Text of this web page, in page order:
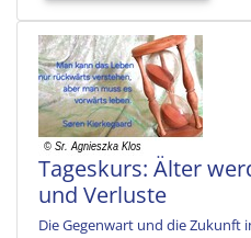
Tageskurs: Älter
und Verluste
Die Gegenwart und die Zukunft